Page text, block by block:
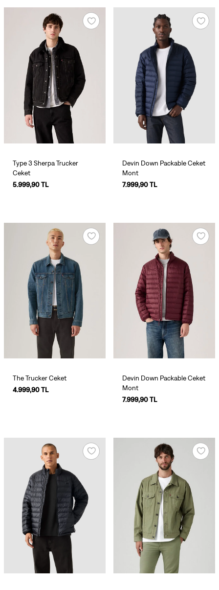
Type 3 Sherpa Trucker
Ceket
5.999,90 TL
Devin Down Packable Ceket
Mont
7.999,90 TL
The Trucker Ceket
4.999,90 TL
Devin Down Packable Ceket
Mont
7.999,90 TL